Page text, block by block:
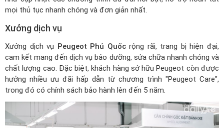
Xưởng dịch vụ
Xưởng dịch vụ
cam kết mang đến dịch vụ bảo dưỡng, sửa chữa nhanh chóng và
chất lượng cao. Đặc biệt, khách hàng sở hữu Peugeot còn được
hưởng nhiều ưu đãi hấp dẫn từ chương trình "Peugeot Care",
trong đó có chính sách bảo hành lên đến 5 năm.